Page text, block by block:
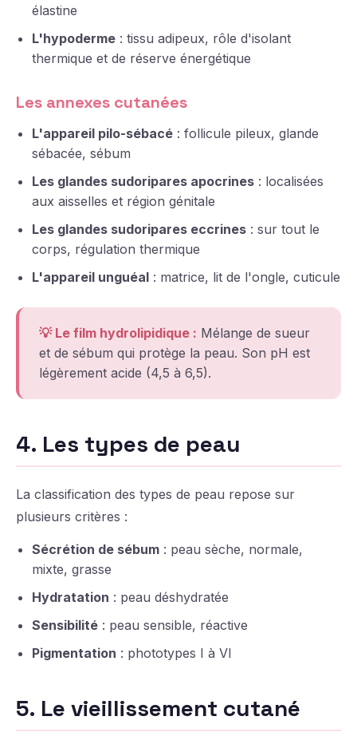
élastine
L'hypoderme : tissu adipeux, rôle d'isolant
thermique et de réserve énergétique
Les annexes cutanées
L'appareil pilo-sébacé : follicule pileux, glande
sébacée, sébum
Les glandes sudoripares apocrines : localisées
aux aisselles et région génitale
Les glandes sudoripares eccrines : sur tout le
corps, régulation thermique
L'appareil unguéal : matrice, lit de l'ongle, cuticule
💡 Le film hydrolipidique : Mélange de sueur
et de sébum qui protège la peau. Son pH est
légèrement acide (4,5 à 6,5).
4. Les types de peau
La classification des types de peau repose sur
plusieurs critères :
Sécrétion de sébum : peau sèche, normale,
mixte, grasse
Hydratation : peau déshydratée
Sensibilité : peau sensible, réactive
Pigmentation : phototypes I à VI
5. Le vieillissement cutané